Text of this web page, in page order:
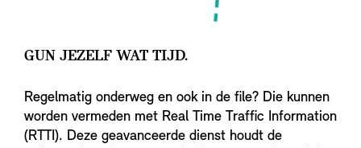
GUN JEZELF WAT TIJD.
Regelmatig onderweg en ook in de file? Die kunnen
worden vermeden met Real Time Traffic Information
(RTTI). Deze geavanceerde dienst houdt de